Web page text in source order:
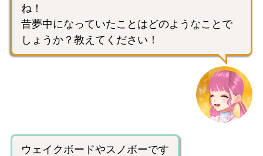
ね！
昔夢中になっていたことはどのようなことで
しょうか？教えてください！
ウェイクボードやスノボーです